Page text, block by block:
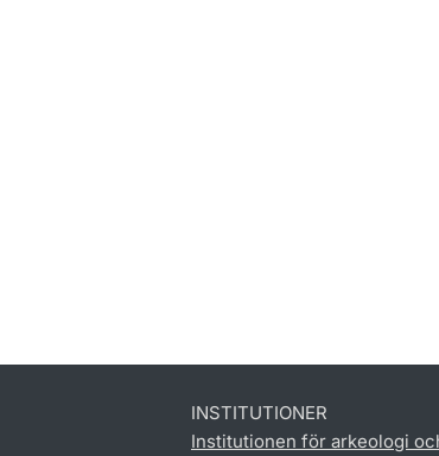
INSTITUTIONER
Institutionen för arkeologi